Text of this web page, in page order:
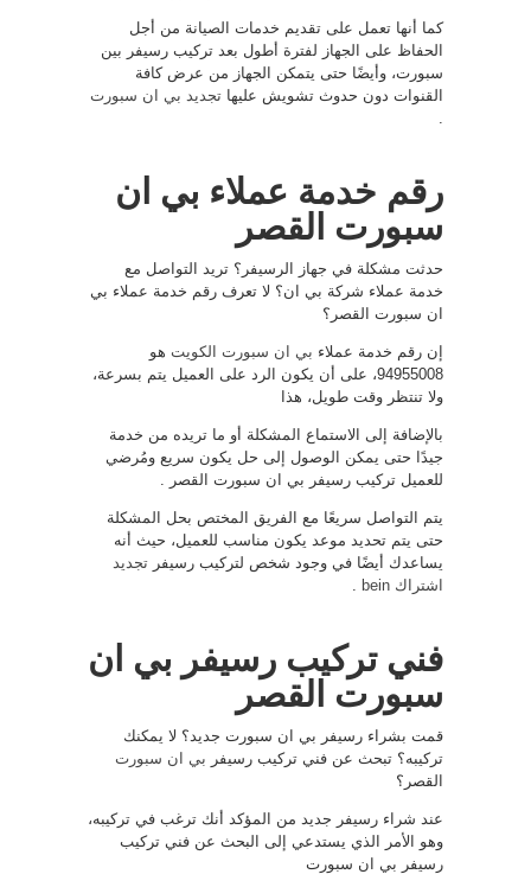
كما أنها تعمل على تقديم خدمات الصيانة من أجل
الحفاظ على الجهاز لفترة أطول بعد تركيب رسيفر بين
سبورت، وأيضًا حتى يتمكن الجهاز من عرض كافة
القنوات دون حدوث تشويش عليها تجديد بي ان سبورت
رقم خدمة عملاء بي ان
سبورت القصر
حدثت مشكلة في جهاز الرسيفر؟ تريد التواصل مع
خدمة عملاء شركة بي ان؟ لا تعرف رقم خدمة عملاء بي
ان سبورت القصر؟
إن رقم خدمة عملاء بي ان سبورت الكويت هو
94955008، على أن يكون الرد على العميل يتم بسرعة،
ولا تنتظر وقت طويل، هذا
بالإضافة إلى الاستماع المشكلة أو ما تريده من خدمة
جيدًا حتى يمكن الوصول إلى حل يكون سريع ومُرضي
للعميل تركيب رسيفر بي ان سبورت القصر .
يتم التواصل سريعًا مع الفريق المختص بحل المشكلة
حتى يتم تحديد موعد يكون مناسب للعميل، حيث أنه
يساعدك أيضًا في وجود شخص لتركيب رسيفر تجديد
اشتراك bein
فني تركيب رسيفر بي ان
سبورت القصر
قمت بشراء رسيفر بي ان سبورت جديد؟ لا يمكنك
تركيبه؟ تبحث عن فني تركيب رسيفر بي ان سبورت
القصر؟
عند شراء رسيفر جديد من المؤكد أنك ترغب في تركيبه،
وهو الأمر الذي يستدعي إلى البحث عن فني تركيب
رسيفر بي ان سبورت